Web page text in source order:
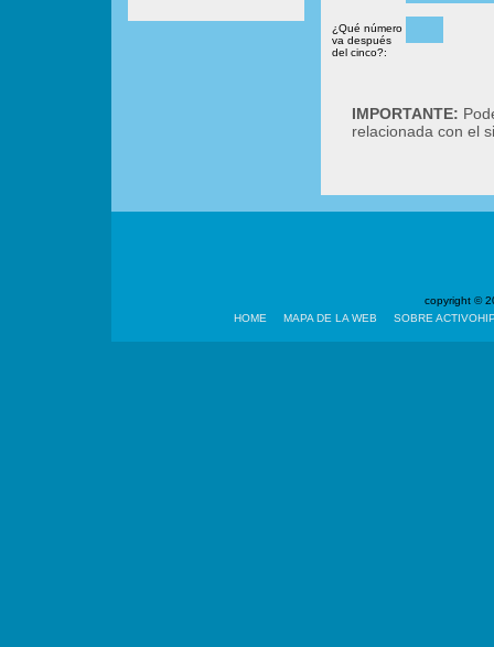
¿Qué número
va después
del cinco?:
IMPORTANTE:
relacionada con el
copyright ©
HOME
MAPA DE LA WEB SOBRE